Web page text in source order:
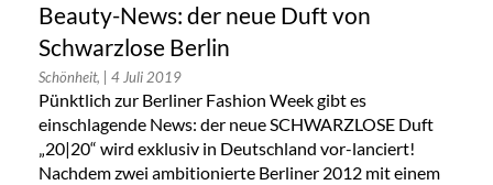
Beauty-News: der neue Duft von
Schwarzlose Berlin
Schönheit, | 4 Juli 2019
Pünktlich zur Berliner Fashion Week gibt es
einschlagende News: der neue SCHWARZLOSE Duft
„20|20“ wird exklusiv in Deutschland vor-lanciert!
Nachdem zwei ambitionierte Berliner 2012 mit einem